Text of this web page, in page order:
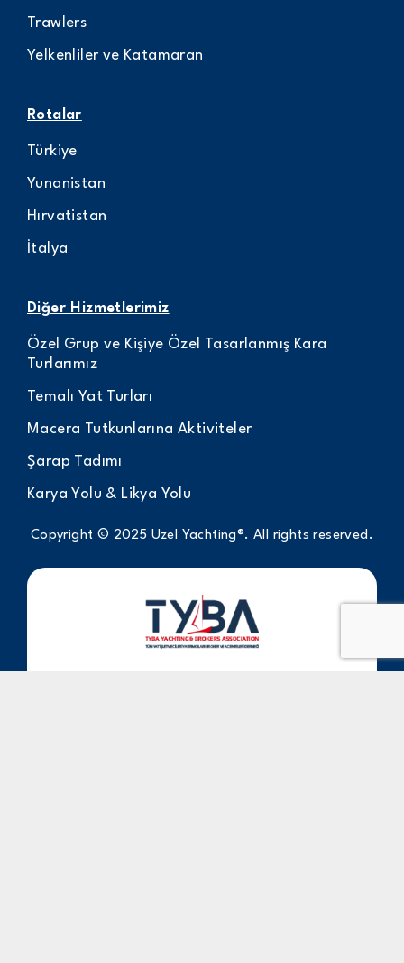
Trawlers
Yelkenliler ve Katamaran
Rotalar
Türkiye
Yunanistan
Hırvatistan
İtalya
Diğer Hizmetlerimiz
Özel Grup ve Kişiye Özel Tasarlanmış Kara
Turlarımız
Temalı Yat Turları
Macera Tutkunlarına Aktiviteler
Şarap Tadımı
Karya Yolu & Likya Yolu
Copyright © 2025 Uzel Yachting®. All rights reserved.